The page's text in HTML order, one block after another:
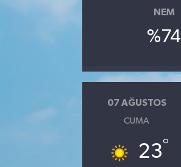
NEM
%74
07 AĞUSTOS
CUMA
23°